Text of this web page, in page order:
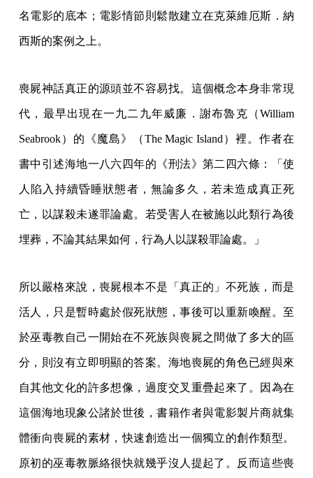
名電影的底本；電影情節則鬆散建立在克萊維厄斯．納
西斯的案例之上。
喪屍神話真正的源頭並不容易找。這個概念本身非常現
代，最早出現在一九二九年威廉．謝布魯克（William
Seabrook）的《魔島》（The Magic Island）裡。作者在
書中引述海地一八六四年的《刑法》第二四六條：「使
人陷入持續昏睡狀態者，無論多久，若未造成真正死
亡，以謀殺未遂罪論處。若受害人在被施以此類行為後
埋葬，不論其結果如何，行為人以謀殺罪論處。」
所以嚴格來說，喪屍根本不是「真正的」不死族，而是
活人，只是暫時處於假死狀態，事後可以重新喚醒。至
於巫毒教自己一開始在不死族與喪屍之間做了多大的區
分，則沒有立即明顯的答案。海地喪屍的角色已經與來
自其他文化的許多想像，過度交叉重疊起來了。因為在
這個海地現象公諸於世後，書籍作者與電影製片商就集
體衝向喪屍的素材，快速創造出一個獨立的創作類型。
原初的巫毒教脈絡很快就幾乎沒人提起了。反而這些喪